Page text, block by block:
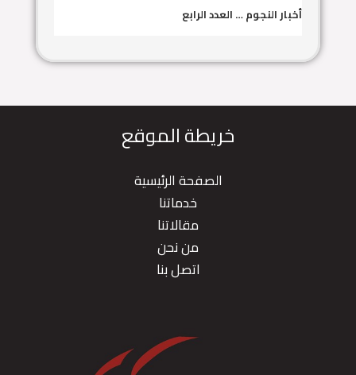
أخبار النجوم … العدد الرابع
خريطة الموقع
الصفحة الرئيسية
خدماتنا
مقالاتنا
من نحن
اتصل بنا